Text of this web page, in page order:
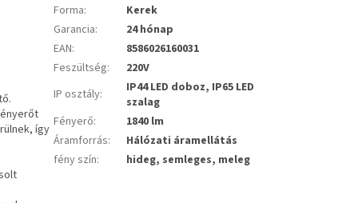
így
Forma:
Kerek
Garancia:
24 hónap
EAN:
8586026160031
Feszültség:
220V
IP osztály:
IP44 LED doboz, IP65 LED
szalag
Fényerő:
1840 lm
Áramforrás:
Hálózati áramellátás
fény szín: hideg, semleges, meleg